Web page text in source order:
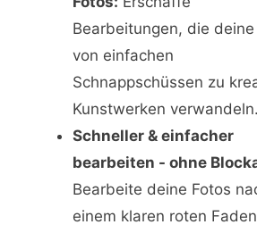
Bearbeitungen, die deine
von einfachen
Schnappschüssen zu
Kunstwerken verwandeln.
Schneller & einfacher
bearbeiten - ohne
Bearbeite deine Fotos
einem klaren roten